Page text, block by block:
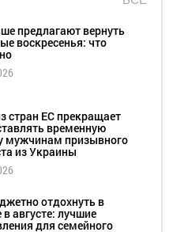
предлагают вернуть
воскресенья: что
стран ЕС прекращает
временную
мужчинам призывного
из Украины
отдохнуть в
в августе: лучшие
для семейного